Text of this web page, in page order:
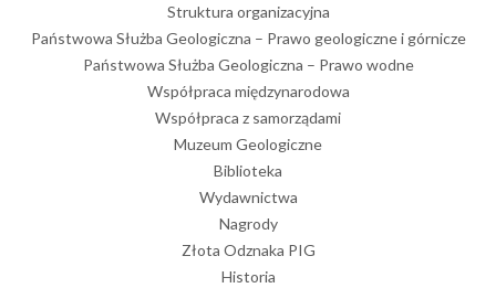
Struktura organizacyjna
Państwowa Służba Geologiczna – Prawo geologiczne i górnicze
Państwowa Służba Geologiczna – Prawo wodne
Współpraca międzynarodowa
Współpraca z samorządami
Muzeum Geologiczne
Biblioteka
Wydawnictwa
Nagrody
Złota Odznaka PIG
Historia